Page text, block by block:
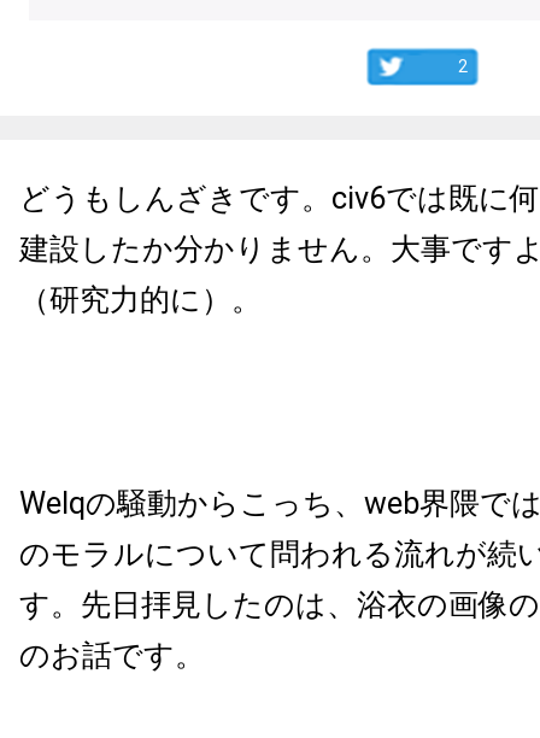
2
どうもしんざきです。civ6では既に
建設したか分かりません。大事です
（研究力的に）。
Welqの騒動からこっち、web界隈で
のモラルについて問われる流れが続
す。先日拝見したのは、浴衣の画像
のお話です。